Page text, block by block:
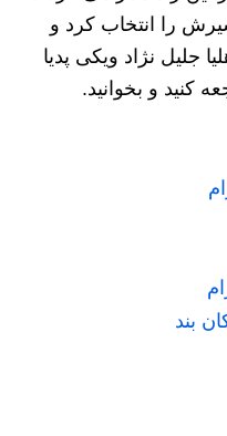
را انتخاب کرد و
جلیل نژاد ویکی پدیا
کنید و بخوانید.
بند